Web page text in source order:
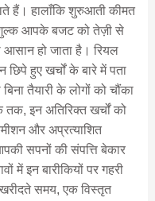
हैं। हालाँकि शुरुआती कीमत
आपके बजट को तेज़ी से
हो जाता है। रियल
हुए खर्चों के बारे में पता
तैयारी के लोगों को चौंका
इन अतिरिक्त खर्चों को
और अप्रत्याशित
सपनों की संपत्ति बेकार
में इन बारीकियों पर गहरी
खरीदते समय, एक विस्तृत